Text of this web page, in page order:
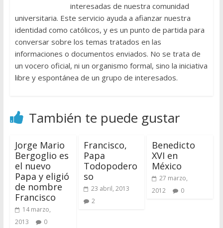
interesadas de nuestra comunidad
universitaria. Este servicio ayuda a afianzar nuestra
identidad como católicos, y es un punto de partida para
conversar sobre los temas tratados en las
informaciones o documentos enviados. No se trata de
un vocero oficial, ni un organismo formal, sino la iniciativa
libre y espontánea de un grupo de interesados.
También te puede gustar
Jorge Mario
Bergoglio es
el nuevo
Papa y eligió
de nombre
Francisco
14 marzo,
2013
0
Francisco,
Papa
Todopodero
so
23 abril, 2013
2
Benedicto
XVI en
México
27 marzo,
2012
0